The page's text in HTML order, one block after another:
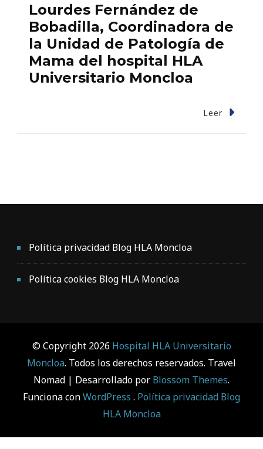
Lourdes Fernández de
Bobadilla, Coordinadora de
la Unidad de Patología de
Mama del hospital HLA
Universitario Moncloa
Leer
Política privacidad Blog HLA Moncloa
Política cookies Blog HLA Moncloa
© Copyright 2026 Hospital HLA Universitario
Moncloa. Todos los derechos reservados. Travel
Nomad | Desarrollado por Blossom Themes.
Funciona conWordPress . Política privacidad Blog
HLA Moncloa